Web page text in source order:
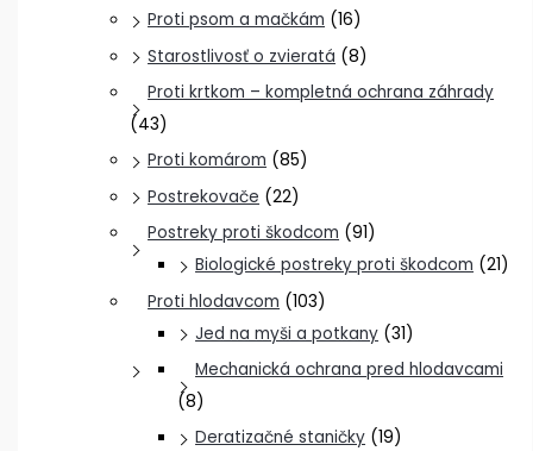
Proti psom a mačkám (16)
Starostlivosť o zvieratá (8)
Proti krtkom – kompletná ochrana záhrady
(43)
Proti komárom (85)
Postrekovače (22)
Postreky proti škodcom (91)
Biologické postreky proti škodcom (21)
Proti hlodavcom (103)
Jed na myši a potkany (31)
Mechanická ochrana pred hlodavcami
(8)
Deratizačné staničky (19)